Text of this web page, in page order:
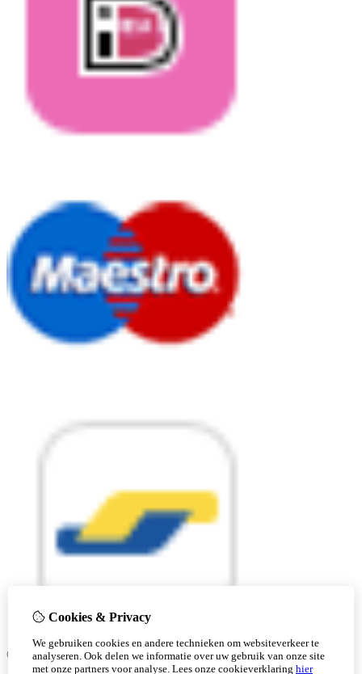
© Copyright 2026 |
Cookies & Privacy
We gebruiken cookies en andere technieken om websiteverkeer te
analyseren. Ook delen we informatie over uw gebruik van onze site
met onze partners voor analyse. Lees onze cookieverklaring hier